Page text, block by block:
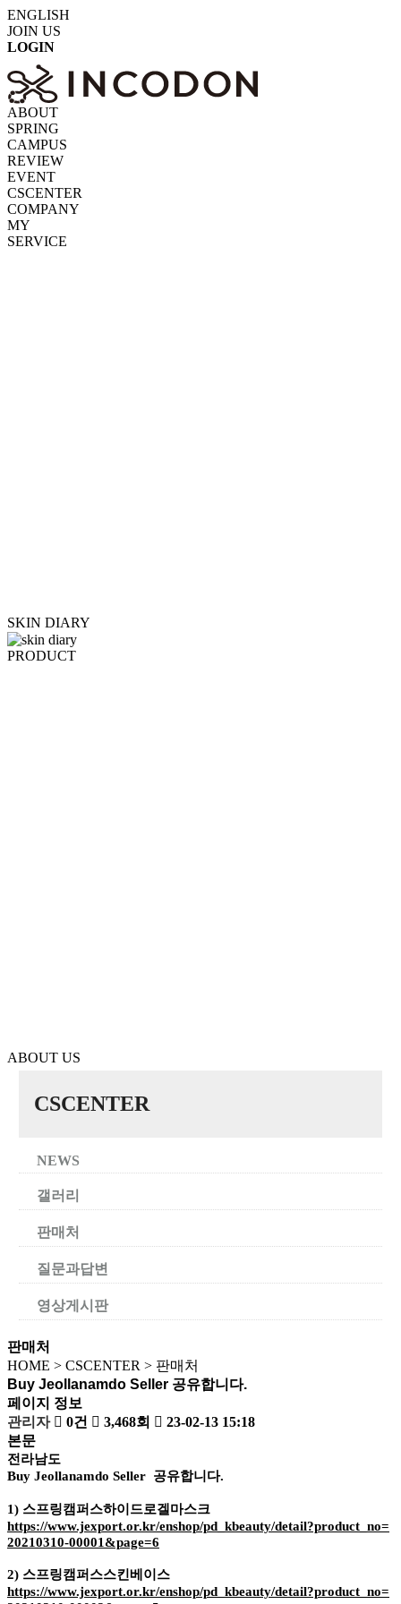
ENGLISH
JOIN US
LOGIN
ABOUT
SPRING
CAMPUS
REVIEW
EVENT
CSCENTER
COMPANY
MY
SERVICE
SKIN DIARY
PRODUCT
ABOUT US
CSCENTER
NEWS
갤러리
판매처
질문과답변
영상게시판
판매처
HOME > CSCENTER > 판매처
Buy Jeollanamdo Seller 공유합니다.
페이지 정보
관리자
0건 3,468회
23-02-13 15:18
본문
전라남도
Buy Jeollanamdo Seller 공유합니다.
1) 스프링캠퍼스하이드로겔마스크
https://www.jexport.or.kr/enshop/pd_kbeauty/detail?product_no=
20210310-00001&page=6
2) 스프링캠퍼스스킨베이스
https://www.jexport.or.kr/enshop/pd_kbeauty/detail?product_no=